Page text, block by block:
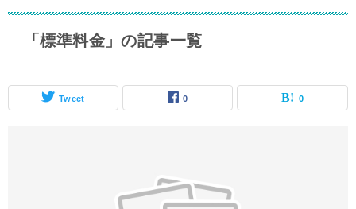
「標準料金」の記事一覧
Tweet 0 0